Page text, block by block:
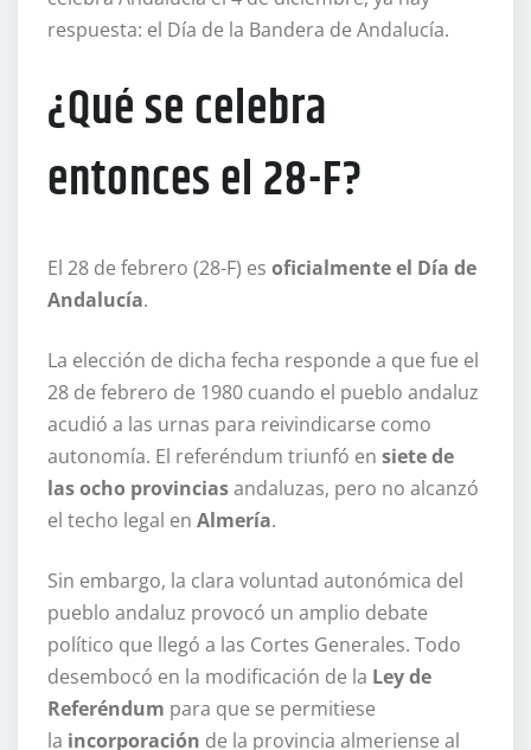
respuesta: el Día de la Bandera de Andalucía.
¿Qué se celebra
entonces el 28-F?
El 28 de febrero (28-F) es oficialmente el Día de
Andalucía.
La elección de dicha fecha responde a que fue el
28 de febrero de 1980 cuando el pueblo andaluz
acudió a las urnas para reivindicarse como
autonomía. El referéndum triunfó en siete de
las ocho provinciasandaluzas, pero no alcanzó
el techo legal en Almería.
Sin embargo, la clara voluntad autonómica del
pueblo andaluz provocó un amplio debate
político que llegó a las Cortes Generales. Todo
desembocó en la modificación de la Ley de
Referéndum para que se permitiese
la incorporación de la provincia almeriense al